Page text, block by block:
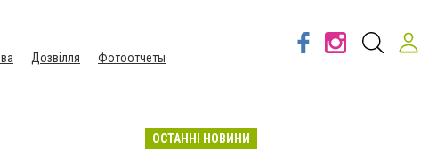
Дозвілля Фотоотчеты
ОСТАННІ НОВИНИ